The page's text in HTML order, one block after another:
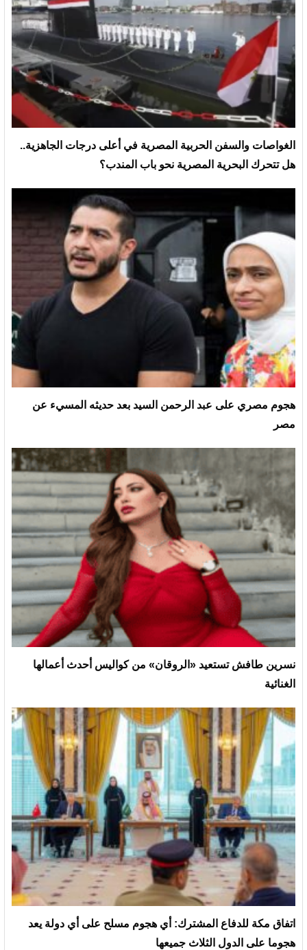
الغواصات والسفن الحربية المصرية في أعلى درجات الجاهزية..
هل تتحرك البحرية المصرية نحو باب المندب؟
هجوم مصري على عبد الرحمن السيد بعد حديثه المسيء عن
مصر
نسرين طافش تستعيد «الروقان» من كواليس أحدث أعمالها
الغنائية
‏اتفاق مكة للدفاع المشترك: أي هجوم مسلح على أي دولة يعد
هجوما على الدول الثلاث جميعها